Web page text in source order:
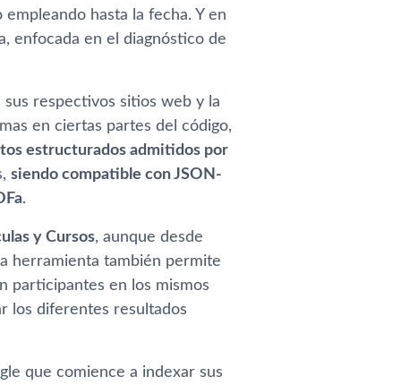
hasta la fecha. Y en
enfocada en el diagnóstico de
respectivos sitios web y la
en ciertas partes del código,
estructurados admitidos por
siendo compatible con JSON-
.
y Cursos, aunque desde
herramienta también permite
participantes en los mismos
los diferentes resultados
que comience a indexar sus